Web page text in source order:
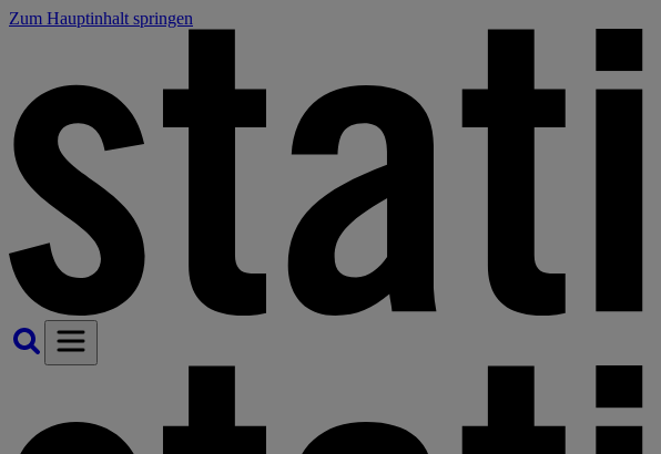
Zum Hauptinhalt springen